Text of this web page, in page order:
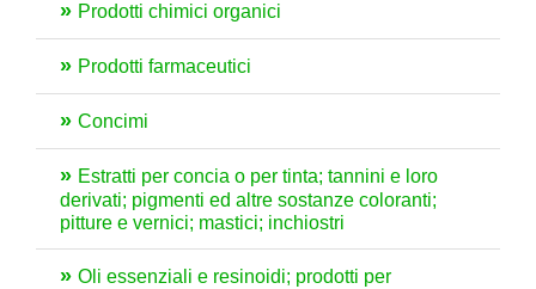
Prodotti chimici organici
Prodotti farmaceutici
Concimi
Estratti per concia o per tinta; tannini e loro
derivati; pigmenti ed altre sostanze coloranti;
pitture e vernici; mastici; inchiostri
Oli essenziali e resinoidi; prodotti per